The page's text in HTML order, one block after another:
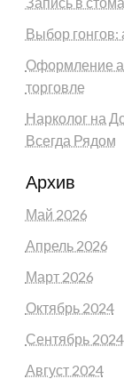
Выбор гонгов:
Оформление
торговле
Нарколог на
Всегда Рядом
Архив
Май 2026
Апрель 2026
Март 2026
Октябрь 2024
Сентябрь 2024
Август 2024